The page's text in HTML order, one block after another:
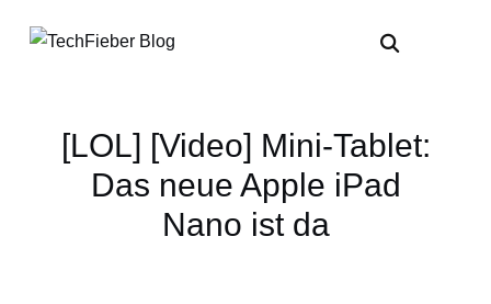
[LOL] [Video] Mini-Tablet:
Das neue Apple iPad
Nano ist da